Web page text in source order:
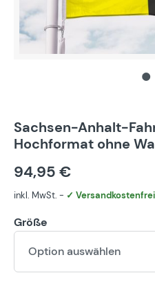
Sachsen-Anhalt-
Hochformat ohne
94,95 €
inkl. MwSt. - ✓
Größe
Option auswählen